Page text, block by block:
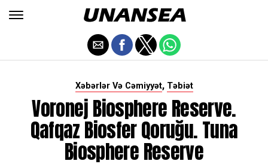
Xəbərlər Və Cəmiyyət, Təbiət
Voronej Biosphere Reserve.
Qafqaz Biosfer Qoruğu. Tuna
Biosphere Reserve